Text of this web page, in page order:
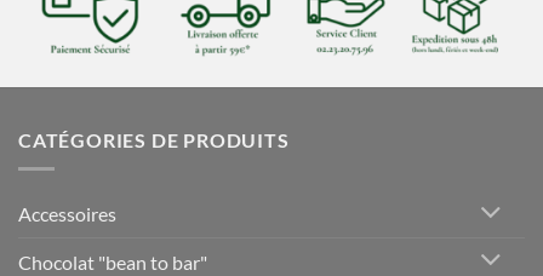
CATÉGORIES DE PRODUITS
Accessoires
Chocolat "bean to bar"